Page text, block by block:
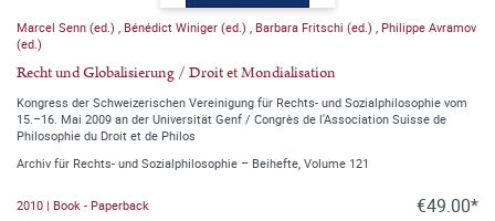
Marcel Senn (ed.) Bénédict Winiger (ed.) Barbara Fritschi (ed.)
Philippe Avramov
(ed.)
Recht und Globalisierung / Droit et Mondialisation
Kongress der Schweizerischen Vereinigung für Rechts- und Sozialphilosophie vom
15.–16. Mai 2009 an der Universität Genf / Congrès de l'Association Suisse de
Philosophie du Droit et de Philos
Archiv für Rechts- und Sozialphilosophie – Beihefte, Volume 121
2010 | Book - Paperback €49.00*